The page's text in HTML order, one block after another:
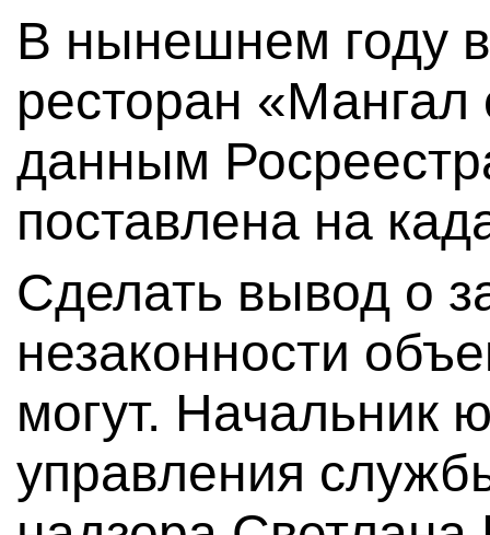
В нынешнем году
ресторан «Мангал
данным
поставлена на
Сделать вывод о
незаконности
могут. Начальник
управления